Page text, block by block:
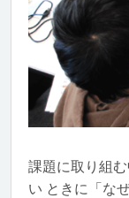
課題に取り組
い ときに「な